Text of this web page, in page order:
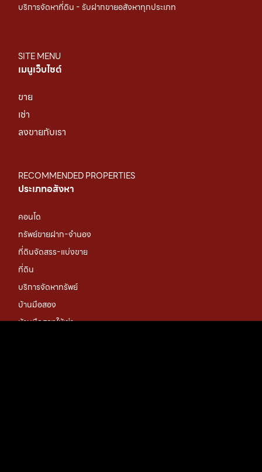
บริการจัดหาที่ดิน - รับฝากขายอสังหาทุกประเภท
SITE MENU
เมนูเว็บไซต์
ขาย
เช่า
ลงขายกับเรา
RECOMMENDED PROPERTIES
ประเภทอสังหา
คอนโด
ทรัพย์ขายฝาก-จำนอง
ที่ดินจัดสรร-แบ่งขาย
ที่ดิน
บริการจัดหาทรัพย์
บ้านมือสอง
บ้านมือสองให้เช่า